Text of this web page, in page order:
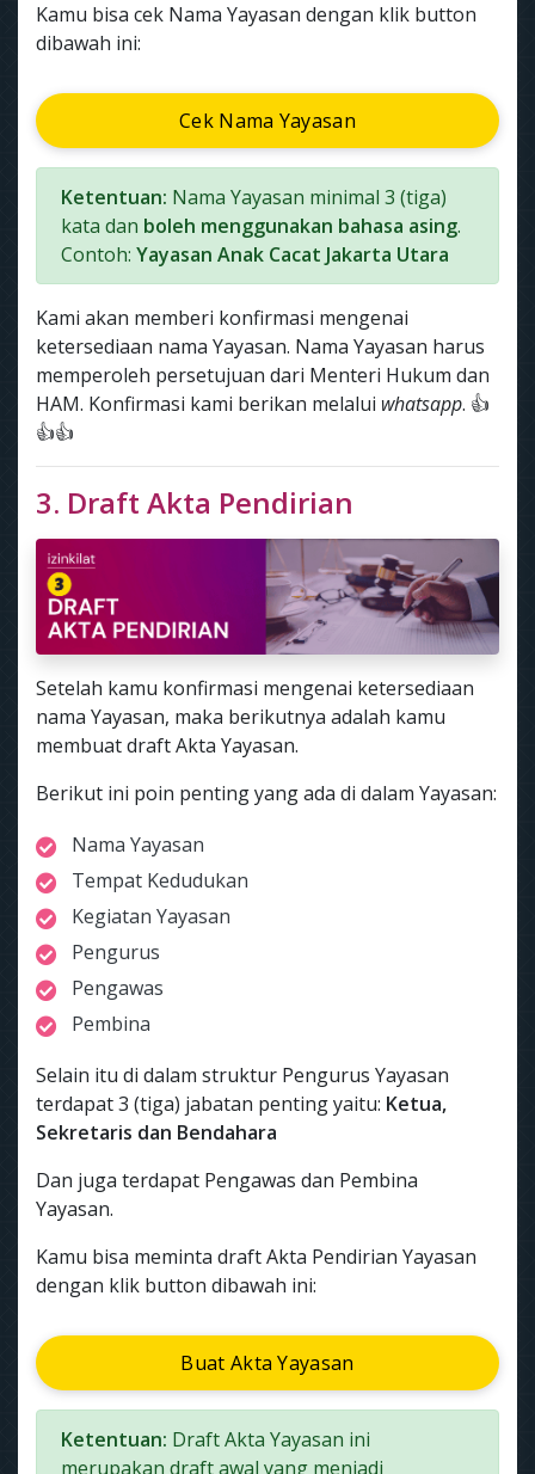
Kamu bisa cek Nama Yayasan dengan klik button
dibawah ini:
Cek Nama Yayasan
Ketentuan: Nama Yayasan minimal 3 (tiga)
kata dan boleh menggunakan bahasa asing.
Contoh: Yayasan Anak Cacat Jakarta Utara
Kami akan memberi konfirmasi mengenai
ketersediaan nama Yayasan. Nama Yayasan harus
memperoleh persetujuan dari Menteri Hukum dan
HAM. Konfirmasi kami berikan melalui whatsapp. 👍
👍👍
3. Draft Akta Pendirian
Setelah kamu konfirmasi mengenai ketersediaan
nama Yayasan, maka berikutnya adalah kamu
membuat draft Akta Yayasan.
Berikut ini poin penting yang ada di dalam Yayasan:
Nama Yayasan
Tempat Kedudukan
Kegiatan Yayasan
Pengurus
Pengawas
Pembina
Selain itu di dalam struktur Pengurus Yayasan
terdapat 3 (tiga) jabatan penting yaitu: Ketua,
Sekretaris dan Bendahara
Dan juga terdapat Pengawas dan Pembina
Yayasan.
Kamu bisa meminta draft Akta Pendirian Yayasan
dengan klik button dibawah ini:
Buat Akta Yayasan
Ketentuan: Draft Akta Yayasan ini
merupakan draft awal yang menjadi